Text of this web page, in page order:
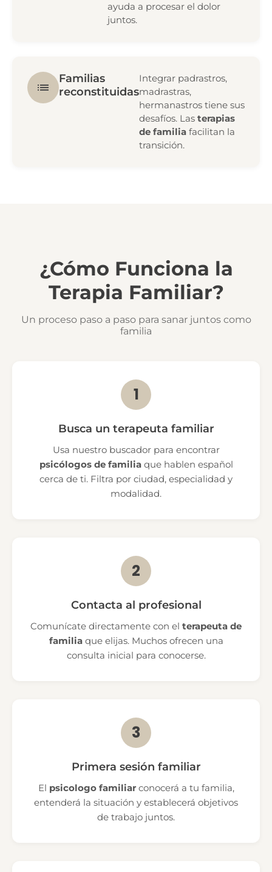
ayuda a procesar el dolor
juntos.
Familias
reconstituidas
Integrar padrastros,
madrastras,
hermanastros tiene sus
desafíos. Las terapias
de familia facilitan la
transición.
¿Cómo Funciona la
Terapia Familiar?
Un proceso paso a paso para sanar juntos como
familia
1
Busca un terapeuta familiar
Usa nuestro buscador para encontrar
psicólogos de familiaque hablen español
cerca de ti. Filtra por ciudad, especialidad y
modalidad.
2
Contacta al profesional
Comunícate directamente con el terapeuta de
familiaque elijas. Muchos ofrecen una
consulta inicial para conocerse.
3
Primera sesión familiar
El psicologo familiarconocerá a tu familia,
entenderá la situación y establecerá objetivos
de trabajo juntos.